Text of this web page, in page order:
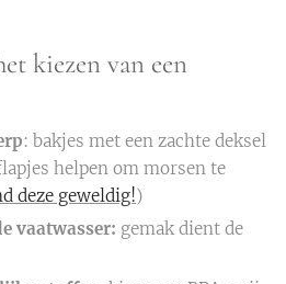
kiezen van een
: bakjes met een zachte deksel
helpen om morsen te
deze geweldig!)
vaatwasser: gemak dient de